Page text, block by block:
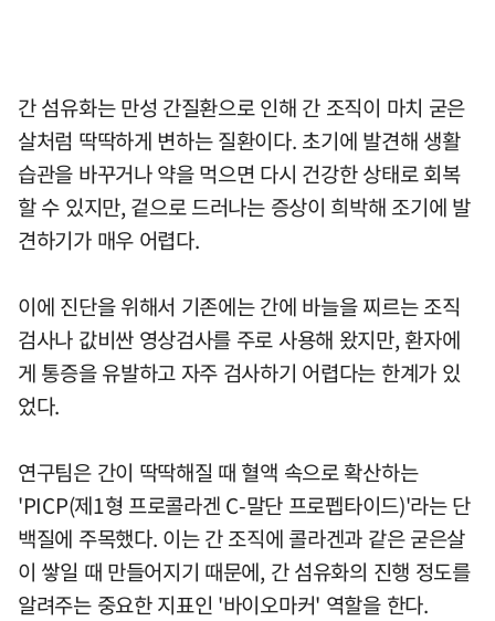
간 섬유화는 만성 간질환으로 인해 간 조직이 마치 굳은
살처럼 딱딱하게 변하는 질환이다. 초기에 발견해 생활
습관을 바꾸거나 약을 먹으면 다시 건강한 상태로 회복
할 수 있지만, 겉으로 드러나는 증상이 희박해 조기에 발
견하기가 매우 어렵다.
이에 진단을 위해서 기존에는 간에 바늘을 찌르는 조직
검사나 값비싼 영상검사를 주로 사용해 왔지만, 환자에
게 통증을 유발하고 자주 검사하기 어렵다는 한계가 있
었다.
연구팀은 간이 딱딱해질 때 혈액 속으로 확산하는
'PICP(제1형 프로콜라겐 C-말단 프로펩타이드)'라는 단
백질에 주목했다. 이는 간 조직에 콜라겐과 같은 굳은살
이 쌓일 때 만들어지기 때문에, 간 섬유화의 진행 정도를
알려주는 중요한 지표인 '바이오마커' 역할을 한다.